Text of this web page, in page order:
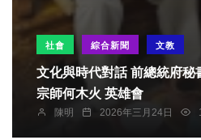
社會 綜合新聞 文教
文化與時代對話 前總統府秘
宗師何木火 英雄會
陳明 2026年三月24日